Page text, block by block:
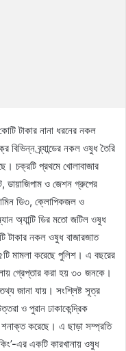
টাকার নানা ধরনের নকল
ব্র্যান্ডের নকল ওষুধ তৈরি
চক্রটি প্রথমে খোলাবাজার
ডায়াজিপাম ও জেশন গ্রুপের
ডি৩, ক্লোপিকজল ও
অ্যান্টি ডির মতো জটিল ওষুধ
টাকার নকল ওষুধ বাজারজাত
মামলা করেছে পুলিশ। এ বছরের
গ্রেপ্তার করা হয় ৩০ জনকে।
জানা যায়। সংশ্লিষ্ট সূত্র
ও পুরান ঢাকাকেন্দ্রিক
শনাক্ত করেছে। এ ছাড়া সম্প্রতি
এর একটি কারখানায় ওষুধ